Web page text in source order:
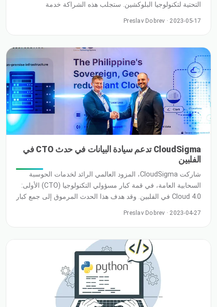
التحتية لتكنولوجيا البلوكشين. ستجلب هذه الشراكة خدمة
السعودية، والهند، والفلبين
Preslav Dobrev · 2023-05-17
CloudSigma تدعم سيادة البيانات في حدث CTO في
الفلبين
شاركت CloudSigma، المزود العالمي الرائد لخدمات الحوسبة
السحابية العامة، في قمة كبار مسؤولي التكنولوجيا (CTO) الأولى:
Cloud 4.0 في الفلبين. وقد هدف هذا الحدث المرموق إلى جمع كبار
التنفيذيين والقادة في مجال التكنولوجيا من مختلف القطاعات
Preslav Dobrev · 2023-04-27